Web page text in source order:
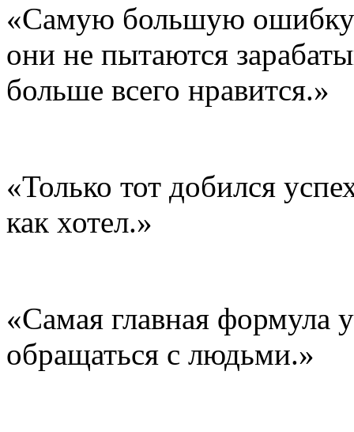
«Самую большую ошибку
они не пытаются
больше всего нравится.»
«Только тот добился
как хотел.»
«Самая главная формула
обращаться с людьми.»